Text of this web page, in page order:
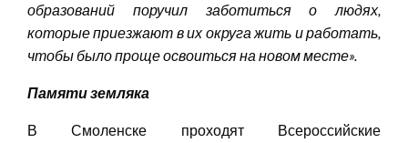
образований поручил заботиться о людях,
которые приезжают в их округа жить и работать,
чтобы было проще освоиться на новом месте».
Памяти земляка
В Смоленске проходят Всероссийские